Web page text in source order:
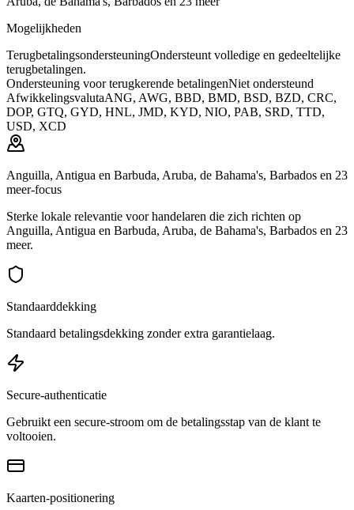
Mogelijkheden
TerugbetalingsondersteuningOndersteunt volledige en gedeeltelijke
terugbetalingen.
Ondersteuning voor terugkerende betalingenNiet ondersteund
AfwikkelingsvalutaANG, AWG, BBD, BMD, BSD, BZD, CRC,
DOP, GTQ, GYD, HNL, JMD, KYD, NIO, PAB, SRD, TTD,
USD, XCD
Anguilla, Antigua en Barbuda, Aruba, de Bahama's, Barbados en 23
meer-focus
Sterke lokale relevantie voor handelaren die zich richten op
Anguilla, Antigua en Barbuda, Aruba, de Bahama's, Barbados en 23
meer.
Standaarddekking
Standaard betalingsdekking zonder extra garantielaag.
Secure-authenticatie
Gebruikt een secure-stroom om de betalingsstap van de klant te
voltooien.
Kaarten-positionering